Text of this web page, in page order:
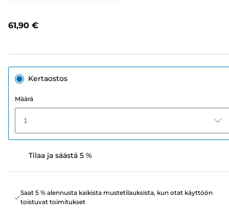
61,90 €
Kertaostos
Määrä
1
Tilaa ja säästä 5 %
Saat 5 % alennusta kaikista mustetilauksista, kun otat käyttöön
toistuvat toimitukset